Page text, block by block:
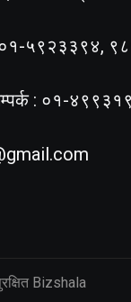
: ०१-५९२३३९४,
सम्पर्क : ०१-
Bizshala